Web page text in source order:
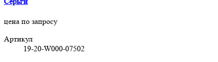
цена по запросу
Артикул
19-20-W000-07502